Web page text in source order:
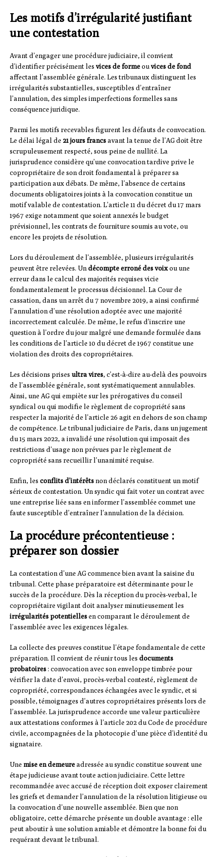
Les motifs d’irrégularité justifiant
une contestation
Avant d’engager une procédure judiciaire, il convient
d’identifier précisément les vices de formeouvices de fond
affectant l’assemblée générale. Les tribunaux distinguent les
irrégularités substantielles, susceptibles d’entraîner
l’annulation, des simples imperfections formelles sans
conséquence juridique.
Parmi les motifs recevables figurent les défauts de convocation.
Le délai légal de 21 jours francsavant la tenue de l’AG doit être
scrupuleusement respecté, sous peine de nullité. La
jurisprudence considère qu’une convocation tardive prive le
copropriétaire de son droit fondamental à préparer sa
participation aux débats. De même, l’absence de certains
documents obligatoires joints à la convocation constitue un
motif valable de contestation. L’article 11 du décret du 17 mars
1967 exige notamment que soient annexés le budget
prévisionnel, les contrats de fourniture soumis au vote, ou
encore les projets de résolution.
Lors du déroulement de l’assemblée, plusieurs irrégularités
peuvent être relevées. Un décompte erroné des voixou une
erreur dans le calcul des majorités requises vicie
fondamentalement le processus décisionnel. La Cour de
cassation, dans un arrêt du 7 novembre 2019, a ainsi confirmé
l’annulation d’une résolution adoptée avec une majorité
incorrectement calculée. De même, le refus d’inscrire une
question à l’ordre du jour malgré une demande formulée dans
les conditions de l’article 10 du décret de 1967 constitue une
violation des droits des copropriétaires.
Les décisions prises ultra vires, c’est-à-dire au-delà des pouvoirs
de l’assemblée générale, sont systématiquement annulables.
Ainsi, une AG qui empiète sur les prérogatives du conseil
syndical ou qui modifie le règlement de copropriété sans
respecter la majorité de l’article 26 agit en dehors de son champ
de compétence. Le tribunal judiciaire de Paris, dans un jugement
du 15 mars 2022, a invalidé une résolution qui imposait des
restrictions d’usage non prévues par le règlement de
copropriété sans recueillir l’unanimité requise.
Enfin, les conflits d’intérêtsnon déclarés constituent un motif
sérieux de contestation. Un syndic qui fait voter un contrat avec
une entreprise liée sans en informer l’assemblée commet une
faute susceptible d’entraîner l’annulation de la décision.
La procédure précontentieuse :
préparer son dossier
La contestation d’une AG commence bien avant la saisine du
tribunal. Cette phase préparatoire est déterminante pour le
succès de la procédure. Dès la réception du procès-verbal, le
copropriétaire vigilant doit analyser minutieusement les
irrégularités potentiellesen comparant le déroulement de
l’assemblée avec les exigences légales.
La collecte des preuves constitue l’étape fondamentale de cette
préparation. Il convient de réunir tous les documents
probatoires: convocation avec son enveloppe timbrée pour
vérifier la date d’envoi, procès-verbal contesté, règlement de
copropriété, correspondances échangées avec le syndic, et si
possible, témoignages d’autres copropriétaires présents lors de
l’assemblée. La jurisprudence accorde une valeur particulière
aux attestations conformes à l’article 202 du Code de procédure
civile, accompagnées de la photocopie d’une pièce d’identité du
signataire.
Une mise en demeureadressée au syndic constitue souvent une
étape judicieuse avant toute action judiciaire. Cette lettre
recommandée avec accusé de réception doit exposer clairement
les griefs et demander l’annulation de la résolution litigieuse ou
la convocation d’une nouvelle assemblée. Bien que non
obligatoire, cette démarche présente un double avantage : elle
peut aboutir à une solution amiable et démontre la bonne foi du
requérant devant le tribunal.